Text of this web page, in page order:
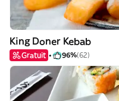
King Doner Kebab
Gratuit 96%(62)